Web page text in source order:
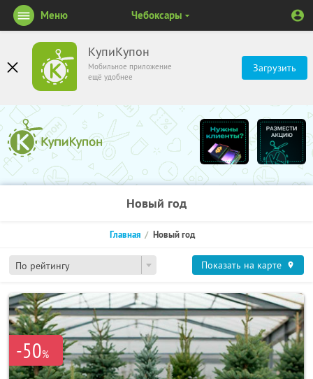
КупиКупон
Мобильное приложение
ещё удобнее
Загрузить
Меню Чебоксары
Новый год
По рейтингу
Главная Новый год
Показать на карте
-50%